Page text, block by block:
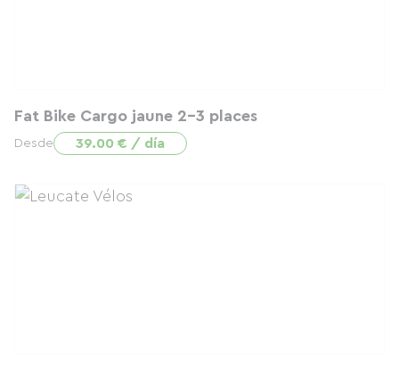
Fat Bike Cargo jaune 2-3 places
Desde 39.00 € / día